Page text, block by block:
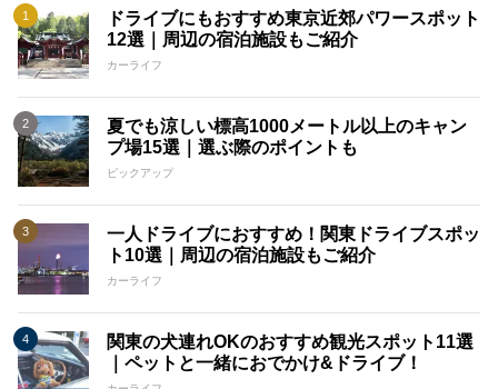
ドライブにもおすすめ東京近郊パワースポット
12選｜周辺の宿泊施設もご紹介
カーライフ
夏でも涼しい標高1000メートル以上のキャン
プ場15選｜選ぶ際のポイントも
ピックアップ
一人ドライブにおすすめ！関東ドライブスポッ
ト10選｜周辺の宿泊施設もご紹介
カーライフ
関東の犬連れOKのおすすめ観光スポット11選
｜ペットと一緒におでかけ&ドライブ！